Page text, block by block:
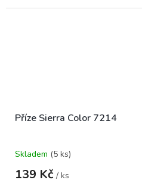
Příze Sierra Color 7214
Skladem (5 ks)
139 Kč / ks